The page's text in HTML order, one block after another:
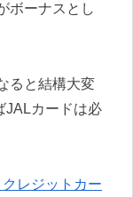
ボーナスとし
ると結構大変
JALカードは必
レジットカー